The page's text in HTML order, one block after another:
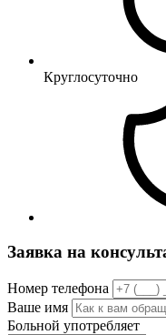
Круглосуточно
Заявка на
Номер телефона
Ваше имя
Больной употребляет